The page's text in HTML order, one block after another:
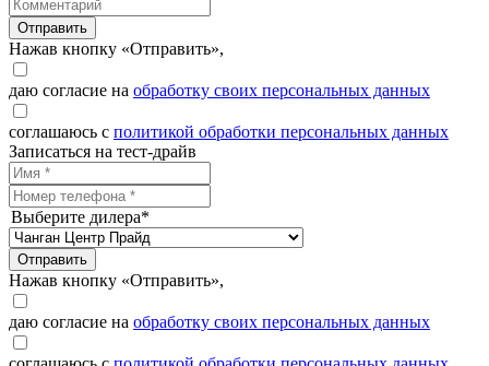
Отправить
Нажав кнопку «Отправить»,
даю согласие на обработку своих персональных данных
соглашаюсь с политикой обработки персональных данных
Записаться на тест-драйв
Выберите дилера*
Отправить
Нажав кнопку «Отправить»,
даю согласие на обработку своих персональных данных